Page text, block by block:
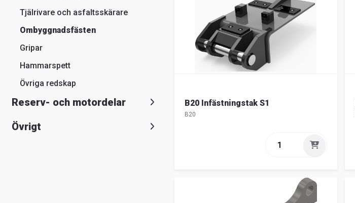
Tjälrivare och asfaltsskärare
Ombyggnadsfästen
Gripar
Hammarspett
Övriga redskap
Reserv- och motordelar
Övrigt
B20 Infästningstak S1
B20